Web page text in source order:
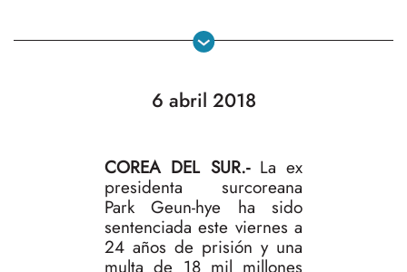
6 abril 2018
COREA DEL SUR.- La ex
presidenta surcoreana
Park Geun-hye ha sido
sentenciada este viernes a
24 años de prisión y una